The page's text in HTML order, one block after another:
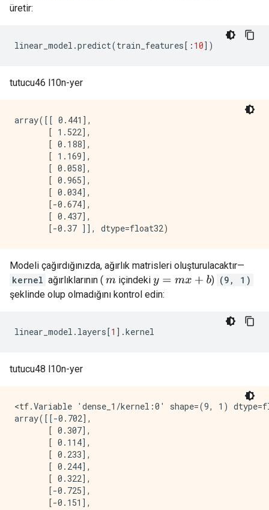
üretir:
linear_model .predict(train_features[: 10])
tutucu46 l10n-yer
array([[ 0.441],
       [ 1.522],
       [ 0.188],
       [ 1.169],
       [ 0.058],
       [ 0.965],
       [ 0.034],
       [-0.674],
       [ 0.437],
Modeli çağırdığınızda, ağırlık matrisleri oluşturulacaktır—
kernel ağırlıklarının ( m içindekiy=m x+b ) (9, 1)
şeklinde olup olmadığını kontrol edin:
linear_model . layers[1 ].kernel
tutucu48 l10n-yer
<tf.Variable 'dense_1/kernel:0' shape=(9, 1)
array([[-0.702],
       [ 0.307],
       [ 0.114],
       [ 0.233],
       [ 0.244],
       [ 0.322],
       [-0.725],
       [-0.151],